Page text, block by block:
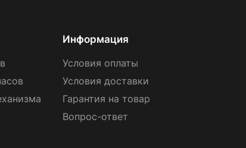
Информация
Условия оплаты
Условия доставки
Гарантия на товар
Вопрос-ответ